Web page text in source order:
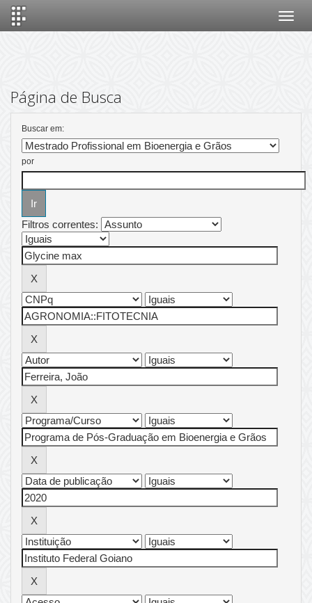
Página de Busca
Buscar em:
por
Filtros correntes: